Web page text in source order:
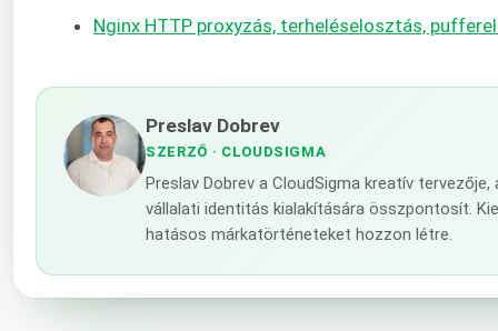
Nginx HTTP proxyzás, terheléselosztás,
Preslav Dobrev
SZERZŐ · CLOUDSIGMA
Preslav Dobrev a CloudSigma kreatív
vállalati identitás kialakítására összpontosít.
hatásos márkatörténeteket hozzon létre.